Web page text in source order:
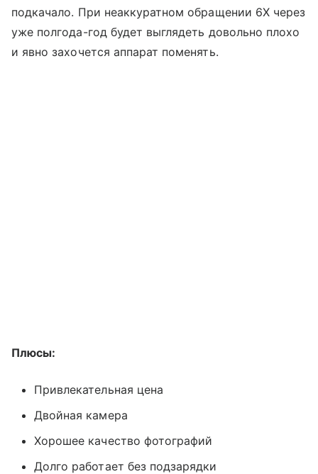
подкачало. При неаккуратном обращении 6X через
уже полгода-год будет выглядеть довольно плохо
и явно захочется аппарат поменять.
Плюсы:
Привлекательная цена
Двойная камера
Хорошее качество фотографий
Долго работает без подзарядки